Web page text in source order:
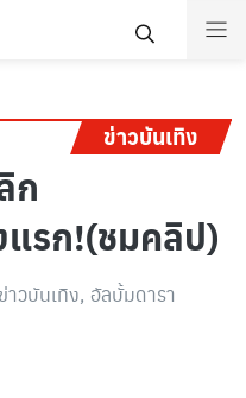
ข่าวบันเทิง
ก
แรก!(ชมคลิป)
ข่าวบันเทิง, อัลบั้มดารา